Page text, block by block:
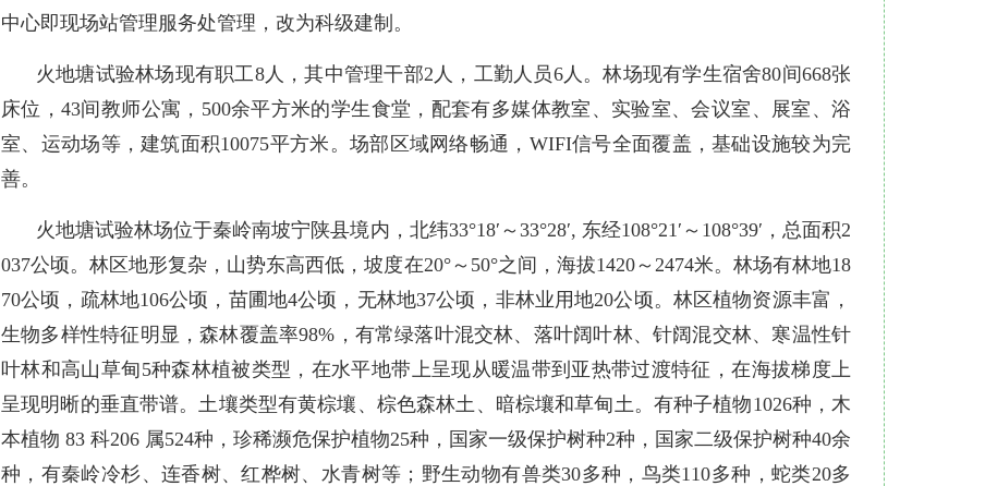
中心即现场站管理服务处管理，改为科级建制。
火地塘试验林场现有职工8人，其中管理干部2人，工勤人员6人。林场现有学生宿舍80间668张
床位，43间教师公寓，500余平方米的学生食堂，配套有多媒体教室、实验室、会议室、展室、浴
室、运动场等，建筑面积10075平方米。场部区域网络畅通，WIFI信号全面覆盖，基础设施较为完
善。
火地塘试验林场位于秦岭南坡宁陕县境内，北纬33°18′～33°28′, 东经108°21′～108°39′，总面积2
037公顷。林区地形复杂，山势东高西低，坡度在20°～50°之间，海拔1420～2474米。林场有林地18
70公顷，疏林地106公顷，苗圃地4公顷，无林地37公顷，非林业用地20公顷。林区植物资源丰富，
生物多样性特征明显，森林覆盖率98%，有常绿落叶混交林、落叶阔叶林、针阔混交林、寒温性针
叶林和高山草甸5种森林植被类型，在水平地带上呈现从暖温带到亚热带过渡特征，在海拔梯度上
呈现明晰的垂直带谱。土壤类型有黄棕壤、棕色森林土、暗棕壤和草甸土。有种子植物1026种，木
本植物 83 科206 属524种，珍稀濒危保护植物25种，国家一级保护树种2种，国家二级保护树种40余
种，有秦岭冷杉、连香树、红桦树、水青树等；野生动物有兽类30多种，鸟类110多种，蛇类20多